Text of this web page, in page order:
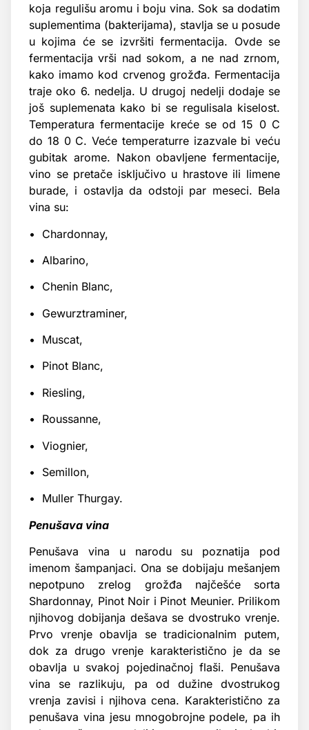
koja regulišu aromu i boju vina. Sok sa dodatim
suplementima (bakterijama), stavlja se u posude
u kojima će se izvršiti fermentacija. Ovde se
fermentacija vrši nad sokom, a ne nad zrnom,
kako imamo kod crvenog grožđa. Fermentacija
traje oko 6. nedelja. U drugoj nedelji dodaje se
još suplemenata kako bi se regulisala kiselost.
Temperatura fermentacije kreće se od 15 0 C
do 18 0 C. Veće temperaturre izazvale bi veću
gubitak arome. Nakon obavljene fermentacije,
vino se pretače isključivo u hrastove ili limene
burade, i ostavlja da odstoji par meseci. Bela
vina su:
• Chardonnay,
• Albarino,
• Chenin Blanc,
• Gewurztraminer,
• Muscat,
• Pinot Blanc,
• Riesling,
• Roussanne,
• Viognier,
• Semillon,
• Muller Thurgay.
Penušava vina
Penušava vina u narodu su poznatija pod
imenom šampanjaci. Ona se dobijaju mešanjem
nepotpuno zrelog grožđa najčešće sorta
Shardonnay, Pinot Noir i Pinot Meunier. Prilikom
njihovog dobijanja dešava se dvostruko vrenje.
Prvo vrenje obavlja se tradicionalnim putem,
dok za drugo vrenje karakteristično je da se
obavlja u svakoj pojedinačnoj flaši. Penušava
vina se razlikuju, pa od dužine dvostrukog
vrenja zavisi i njihova cena. Karakteristično za
penušava vina jesu mnogobrojne podele, pa ih